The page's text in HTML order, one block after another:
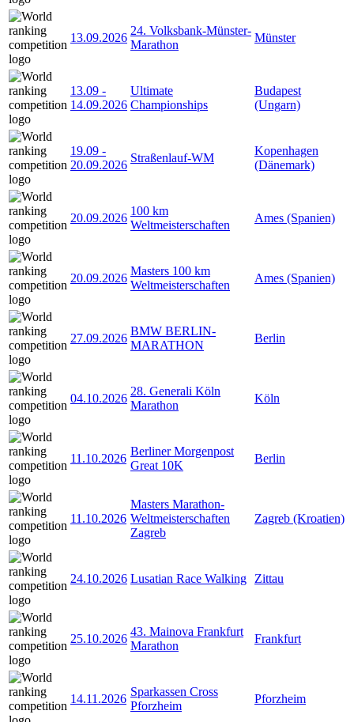
13.09.2026
24. Volksbank-Münster-
Marathon
Münster
13.09 -
14.09.2026
Ultimate
Championships
Budapest
(Ungarn)
19.09 -
20.09.2026
Straßenlauf-WM
Kopenhagen
(Dänemark)
20.09.2026
100 km
Weltmeisterschaften
Ames (Spanien)
20.09.2026
Masters 100 km
Weltmeisterschaften
Ames (Spanien)
27.09.2026
BMW BERLIN-
MARATHON
Berlin
04.10.2026
28. Generali Köln
Marathon
Köln
11.10.2026
Berliner Morgenpost
Great 10K
Berlin
11.10.2026
Masters Marathon-
Weltmeisterschaften
Zagreb
Zagreb (Kroatien)
24.10.2026 Lusatian Race Walking Zittau
25.10.2026
43. Mainova Frankfurt
Marathon
Frankfurt
14.11.2026
Sparkassen Cross
Pforzheim
Pforzheim